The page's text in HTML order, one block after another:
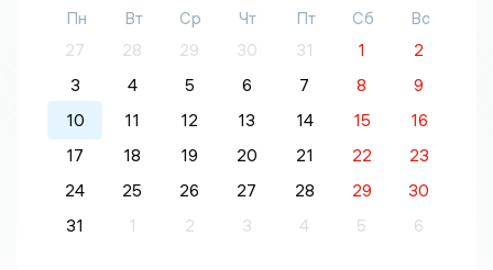
Пн Вт Ср Чт Пт Сб
Вс
27
28 29 30 31 1
2
3
4 5 6 7 8
9
10
11 12 13 14 15
16
17
18 19 20 21 22
23
24
25 26 27 28 29
30
31
1 2 3 4 5 6